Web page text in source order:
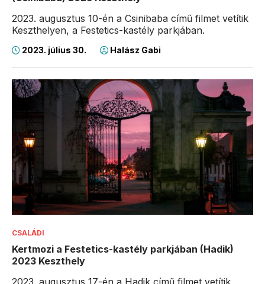
2023. augusztus 10-én a Csinibaba című filmet vetítik
Keszthelyen, a Festetics-kastély parkjában.
2023. július 30. Halász Gabi
CSALÁDI
Kertmozi a Festetics-kastély parkjában (Hadik)
2023 Keszthely